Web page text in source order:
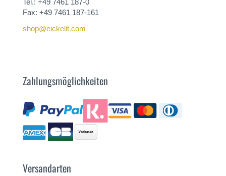
Tel.: +49 7461 187-0
Fax: +49 7461 187-161
shop@eickelit.com
Zahlungsmöglichkeiten
Versandarten